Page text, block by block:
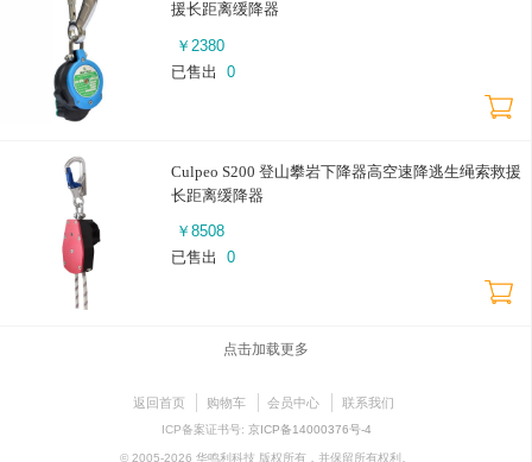
援长距离缓降器
￥ 2380
已售出
0
Culpeo S200 登山攀岩下降器高空速降逃生绳索救援
长距离缓降器
￥ 8508
已售出
0
点击加载更多
返回首页 购物车 会员中心 联系我们
ICP备案证书号: 京ICP备14000376号-4
© 2005-2026 华鸣利科技 版权所有，并保留所有权利。